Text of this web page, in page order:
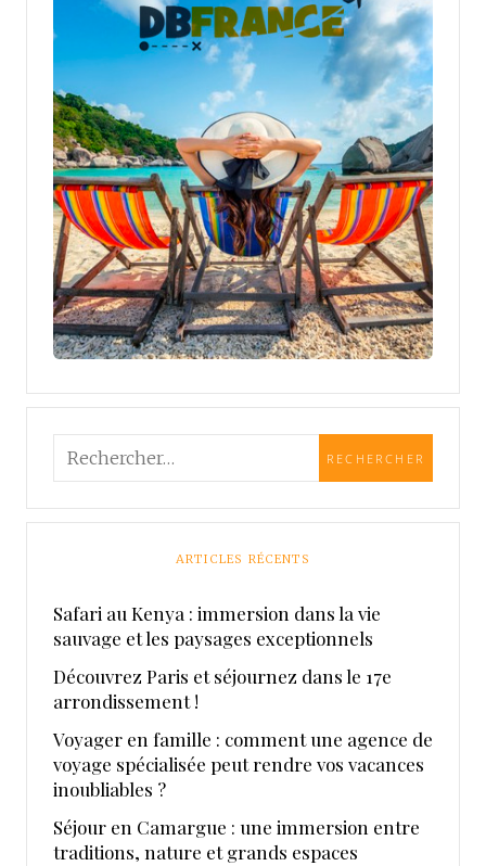
ARTICLES RÉCENTS
Safari au Kenya : immersion dans la vie
sauvage et les paysages exceptionnels
Découvrez Paris et séjournez dans le 17e
arrondissement !
Voyager en famille : comment une agence de
voyage spécialisée peut rendre vos vacances
inoubliables ?
Séjour en Camargue : une immersion entre
traditions, nature et grands espaces